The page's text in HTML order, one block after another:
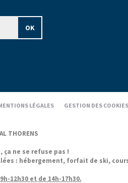
LÉGALES GESTION DES COOKIES
THORENS
ça ne se refuse pas !
: hébergement, forfait de ski,
12h30 et de 14h-17h30.